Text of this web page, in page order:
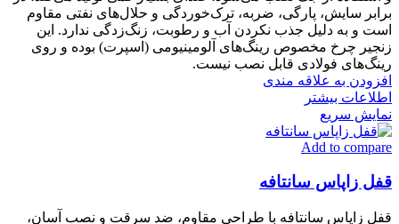
برابر سایش، پارگی، ضربه، ترک‌خوردگی و حلال‌های نفتی مقاوم
است و به دلیل جذب نکردن آب و رطوبت، زنگ‌زدگی ندارد. این
زنجیر چرخ مخصوص رینگ‌های آلومینیومی (اسپرت) بوده و روی
رینگ‌های فولادی قابل نصب نیست.
افزودن به علاقه مندی
اطلاعات بیشتر
نمایش سریع
Add to compare
قفل زاپاس سانتافه
قفل زاپاس سانتافه با طراحی مقاوم، ضد سرقت و نصب آسان،